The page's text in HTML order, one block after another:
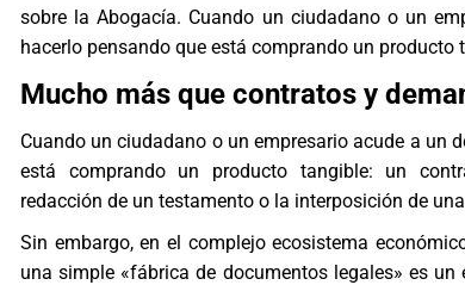
sobre la Abogacía. Cuando un ciudadano o un
hacerlo pensando que está comprando un producto
Mucho más que contratos y
Cuando un ciudadano o un empresario acude a un
está comprando un producto tangible: un
redacción de un testamento o la interposición de
Sin embargo, en el complejo ecosistema
una simple «fábrica de documentos legales» es un